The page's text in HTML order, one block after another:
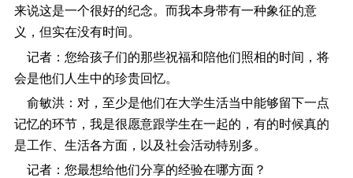
来说这是一个很好的纪念。而我本身带有一种象征的意
义，但实在没有时间。
记者：您给孩子们的那些祝福和陪他们照相的时间，将
会是他们人生中的珍贵回忆。
俞敏洪：对，至少是他们在大学生活当中能够留下一点
记忆的环节，我是很愿意跟学生在一起的，有的时候真的
是工作、生活各方面，以及社会活动特别多。
记者：您最想给他们分享的经验在哪方面？